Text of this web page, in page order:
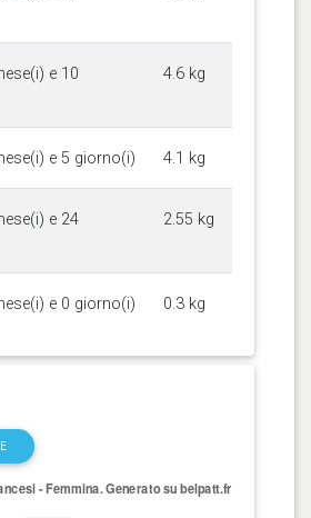
e 10
4.6 kg
e 5 giorno(i) 4.1 kg
e 24
2.55 kg
e 0 giorno(i) 0.3 kg